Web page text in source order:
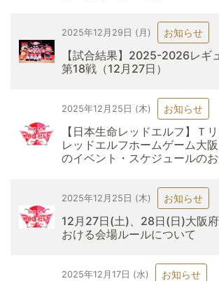
2025年12月29日 (月) お知らせ
【試合結果】2025-2026レギ
第18戦（12月27日）
2025年12月25日 (木) お知らせ
【日本生命レッドエルフ】Ｔ
レッドエルフホームゲーム大
のイベント・スケジュールの
2025年12月25日 (木) お知らせ
12月27日(土)、28日(日)大阪
おける会場ルールについて
2025年12月17日 (水) お知らせ